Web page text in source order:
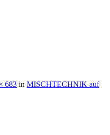
683 in MISCHTECHNIK auf